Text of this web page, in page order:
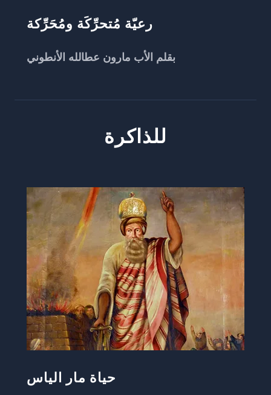
رعيّة مُتحرِّكَة ومُحَرِّكة
للذاكرة
حياة مار الياس